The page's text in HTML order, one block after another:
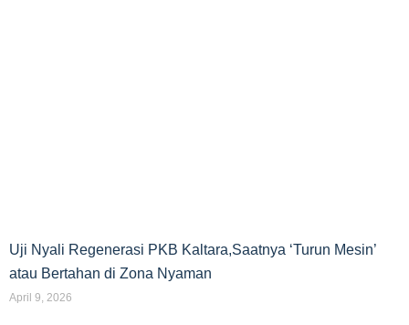
Uji Nyali Regenerasi PKB Kaltara,Saatnya ‘Turun Mesin’
atau Bertahan di Zona Nyaman
April 9, 2026